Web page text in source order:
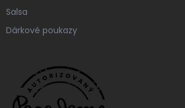
Salsa
Dárkové poukazy